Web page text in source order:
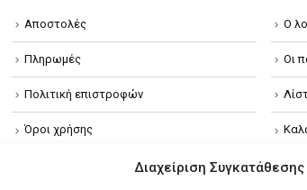
Διαχείριση Συγκατάθεσης
Αποστολές
Πληρωμές
Πολιτική επιστροφών
Όροι χρήσης
Πολιτική απορρήτου
Ο
Οι